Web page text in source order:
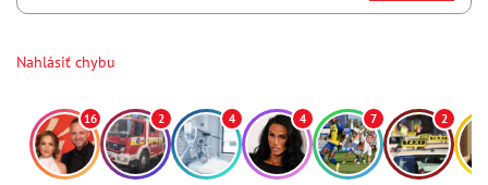
Nahlásiť chybu
16 2 4 4 7 2